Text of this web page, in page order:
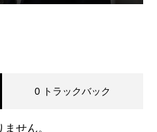
0 トラックバック
せん。